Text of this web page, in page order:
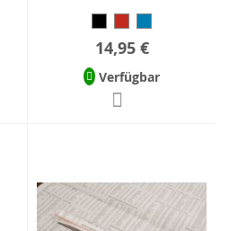
14,95 €
Verfügbar